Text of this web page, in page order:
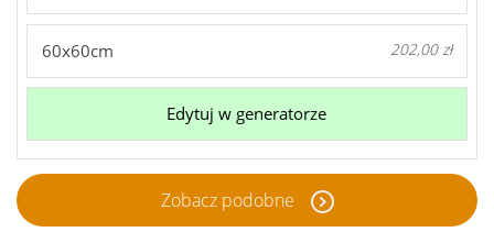
60x60cm 202,00 zł
Edytuj w generatorze
Zobacz podobne